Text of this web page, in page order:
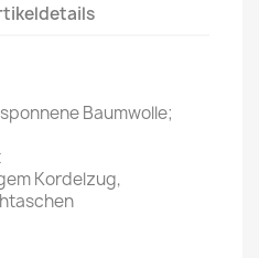
Baumwolle;
Kordelzug,